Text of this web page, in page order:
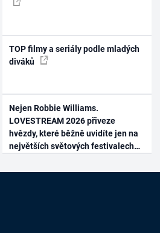
TOP filmy a seriály podle mladých
diváků
Nejen Robbie Williams.
LOVESTREAM 2026 přiveze
hvězdy, které běžně uvidíte jen na
největších světových festivalech